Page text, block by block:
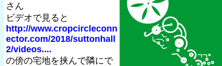
さん
ビデオで見ると
http://www.cropcircleconn
ector.com/2018/suttonhall
2/videos....
の傍の宅地を挟んで隣にで